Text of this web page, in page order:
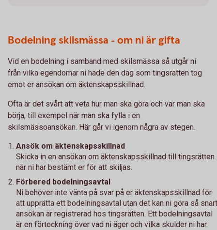
Bodelning skilsmässa - om ni är gifta
Vid en bodelning i samband med skilsmässa så utgår ni
från vilka egendomar ni hade den dag som tingsrätten tog
emot er ansökan om äktenskapsskillnad.
Ofta är det svårt att veta hur man ska göra och var man ska
börja, till exempel när man ska fylla i en
skilsmässoansökan. Här går vi igenom några av stegen.
Ansök om äktenskapsskillnad
Skicka in en ansökan om äktenskapsskillnad till tingsrätten
när ni har bestämt er för att skiljas.
Förbered bodelningsavtal
Ni behöver inte vänta på svar på er äktenskapsskillnad för
att upprätta ett bodelningsavtal utan det kan ni göra så snart
ansökan är registrerad hos tingsrätten. Ett bodelningsavtal
är en förteckning över vad ni äger och vilka skulder ni har.